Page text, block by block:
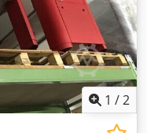
1 /2